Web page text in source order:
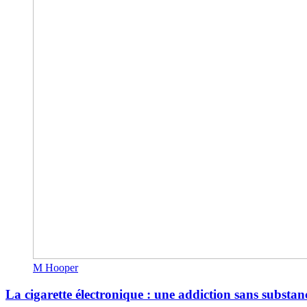
M Hooper
La cigarette électronique : une addiction sans